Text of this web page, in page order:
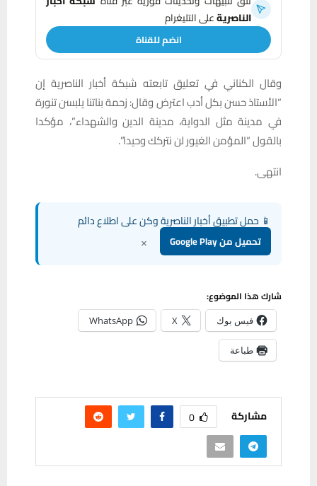
الناصريةعلى التليغرام
انضم للقناة
وقال الكناني في تعليق تابعته شبكة أخبار الناصرية إن
“الأستاذ حسن بكل أدب اعترض وقال: زحمة بناتنا يلبسن تنورة
في مدينة مثل الدواية، مدينة الدين والشهداء”، مؤكدا
بالقول “المؤمن الغيور لن نتركك وحيدا”.
انتهى.
📱 حمل تطبيق أخبار الناصرية وكن على اطلاع دائم
تحميل من Google Play ×
شارك هذا الموضوع:
فيس بوك X
WhatsApp
طباعة
مشاركة 0